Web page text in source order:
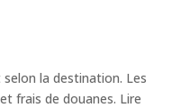
la destination. Les
frais de douanes. Lire